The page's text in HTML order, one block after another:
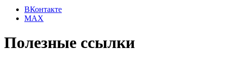
ВКонтакте
MAX
Полезные ссылки